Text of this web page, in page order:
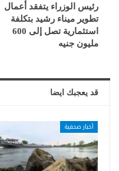
رئيس الوزراء يتفقد أعمال
تطوير ميناء رشيد بتكلفة
استثمارية تصل إلى 600
مليون جنيه
قد يعجبك ايضا
أخبار صحفية